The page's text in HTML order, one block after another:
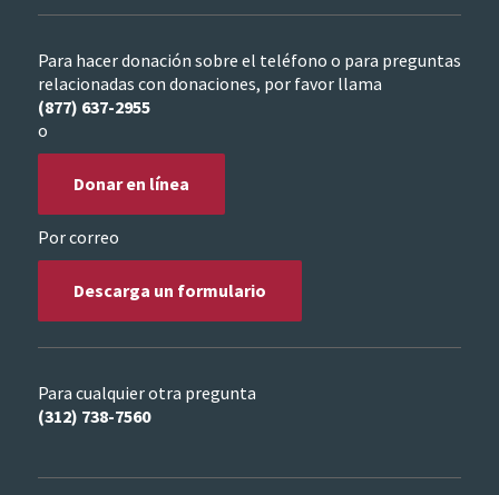
Para hacer donación sobre el teléfono o para preguntas
relacionadas con donaciones, por favor llama
(877) 637-2955
o
Donar en línea
Por correo
Descarga un formulario
Para cualquier otra pregunta
(312) 738-7560